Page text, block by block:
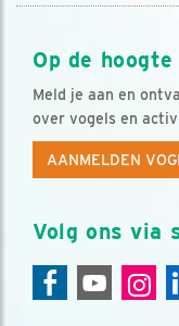
Op de
Meld je aan en
over vogels en
AANMELDEN
Volg ons via